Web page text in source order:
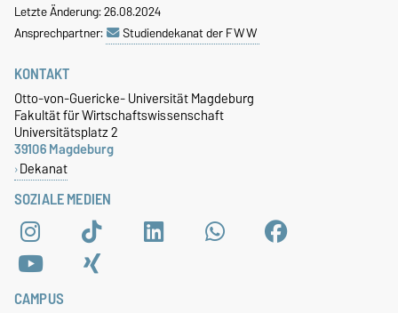
Letzte Änderung: 26.08.2024
Ansprechpartner:
Studiendekanat der FWW
SOZIALE MEDIEN
KONTAKT
Otto-von-Guericke- Universität Magdeburg
Fakultät für Wirtschaftswissenschaft
Universitätsplatz 2
39106 Magdeburg
Dekanat
CAMPUS